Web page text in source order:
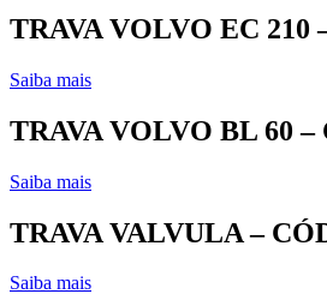
TRAVA VOLVO EC 210
Saiba mais
TRAVA VOLVO BL 60 –
Saiba mais
TRAVA VALVULA –
Saiba mais